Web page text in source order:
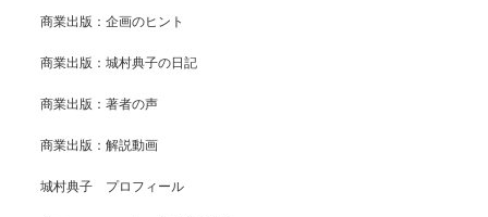
商業出版：企画のヒント
商業出版：城村典子の日記
商業出版：著者の声
商業出版：解説動画
城村典子 プロフィール